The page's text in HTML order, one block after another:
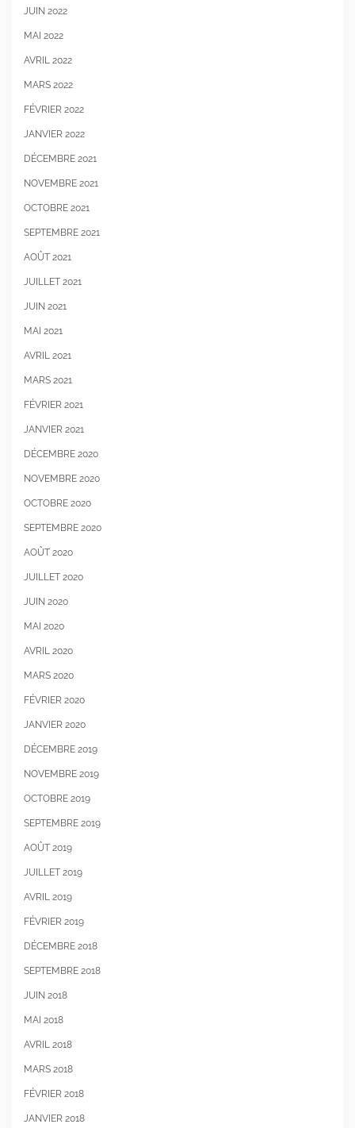
JUIN 2022
MAI 2022
AVRIL 2022
MARS 2022
FÉVRIER 2022
JANVIER 2022
DÉCEMBRE 2021
NOVEMBRE 2021
OCTOBRE 2021
SEPTEMBRE 2021
AOÛT 2021
JUILLET 2021
JUIN 2021
MAI 2021
AVRIL 2021
MARS 2021
FÉVRIER 2021
JANVIER 2021
DÉCEMBRE 2020
NOVEMBRE 2020
OCTOBRE 2020
SEPTEMBRE 2020
AOÛT 2020
JUILLET 2020
JUIN 2020
MAI 2020
AVRIL 2020
MARS 2020
FÉVRIER 2020
JANVIER 2020
DÉCEMBRE 2019
NOVEMBRE 2019
OCTOBRE 2019
SEPTEMBRE 2019
AOÛT 2019
JUILLET 2019
AVRIL 2019
FÉVRIER 2019
DÉCEMBRE 2018
SEPTEMBRE 2018
JUIN 2018
MAI 2018
AVRIL 2018
MARS 2018
FÉVRIER 2018
JANVIER 2018